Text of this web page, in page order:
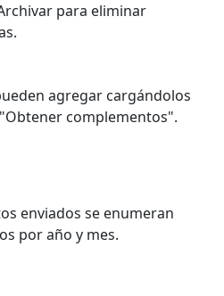
para eliminar
agregar cargándolos
complementos".
enviados se enumeran
por año y mes.